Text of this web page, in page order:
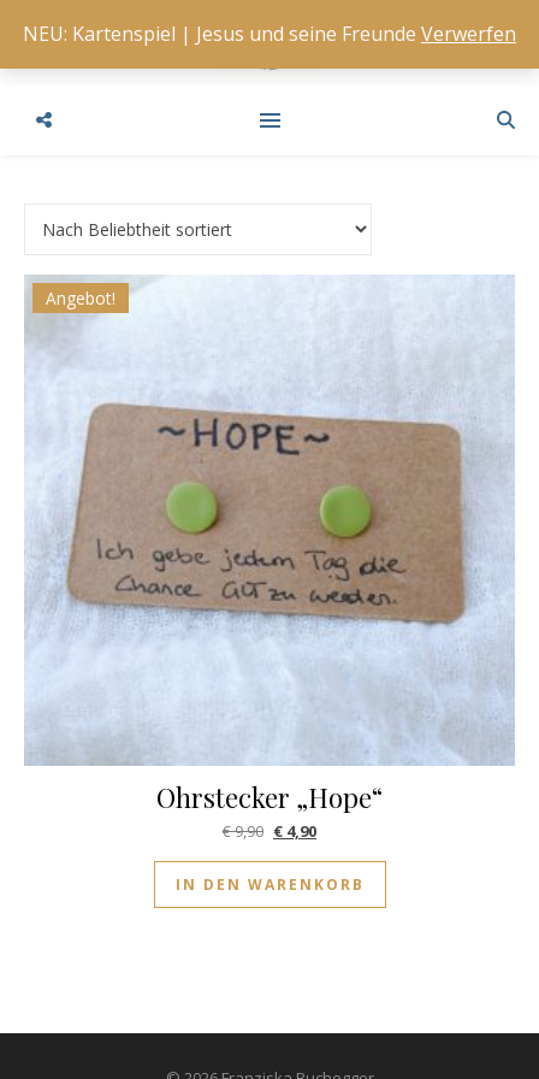
Angebot!
Ohrstecker „Hope“
€9,90 Ursprünglicher Preis war: € 9,90
€ 4,90Aktueller Preis ist: € 4,90.
IN DEN WARENKORB
NEU: Kartenspiel | Jesus und seine Freunde Verwerfen